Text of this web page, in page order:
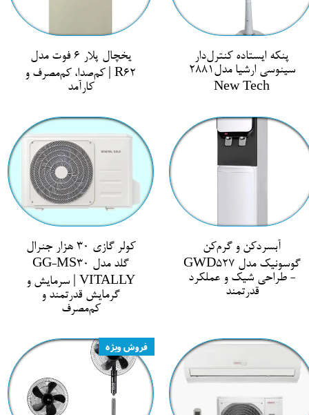
پنکه ایستاده کنترل‌دار
سینوسی ارشیا مدل2881
New Tech
یخچال پلار 6 فوت مدل
R62 | کم‌صدا، کم‌مصرف و
کارآمد
آبسردکن و گرم‌کن
گوسونیک مدل GWD527
- طراحی شیک و عملکرد
قدرتمند
کولر گازی 30 هزار جنرال
گلد مدل GG-MS30
VITALLY | سرمایش و
گرمایش قدرتمند و
کم‌مصرف
فروش ویژه